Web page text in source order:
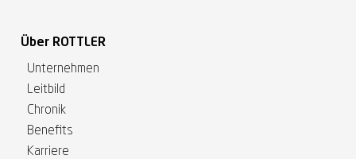
Über ROTTLER
Unternehmen
Leitbild
Chronik
Benefits
Karriere